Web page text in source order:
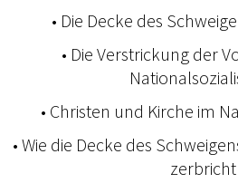
• Die Decke des
• Die Verstrickung der
• Christen und Kirche im
• Wie die Decke des
zerbricht